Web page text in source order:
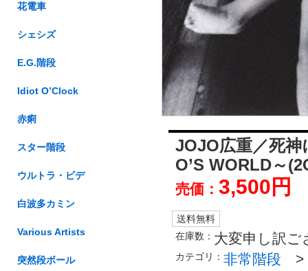
JOJO広重／死
O’S WORLD～
売価： 3,500円
送料無料
在庫数： 大変申し訳ご
カテゴリ： 非常階段
花電車
シェシズ
E.G.階段
Idiot O’Clock
赤痢
スター階段
ウルトラ・ビデ
白波多カミン
Various Artists
突然段ボール